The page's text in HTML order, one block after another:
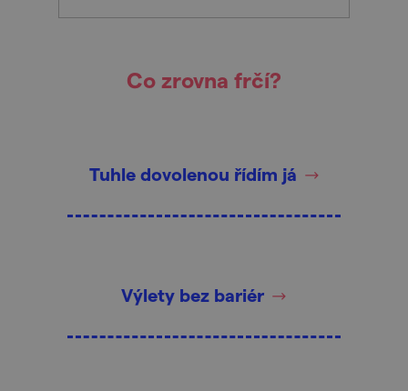
Co zrovna frčí?
Tuhle dovolenou řídím já
Výlety bez bariér